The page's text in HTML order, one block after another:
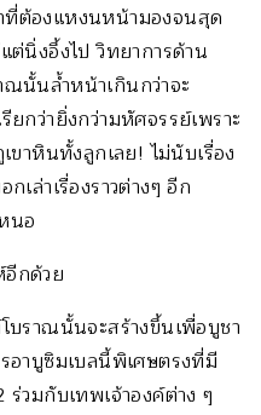
ต้องแหงนหน้ามองจนสุด
ต่นิ่งอึ้งไป วิทยาการด้าน
นั้นล้ำหน้าเกินกว่าจะ
ยกว่ายิ่งกว่ามหัศจรรย์เพราะ
ขาหินทั้งลูกเลย! ไม่นับเรื่อง
เล่าเรื่องราวต่างๆ อีก
นอ
กด้วย
บราณนั้นจะสร้างขึ้นเพื่อบูชา
อาบูซิมเบลนี้พิเศษตรงที่มี
วมกับเทพเจ้าองค์ต่าง ๆ